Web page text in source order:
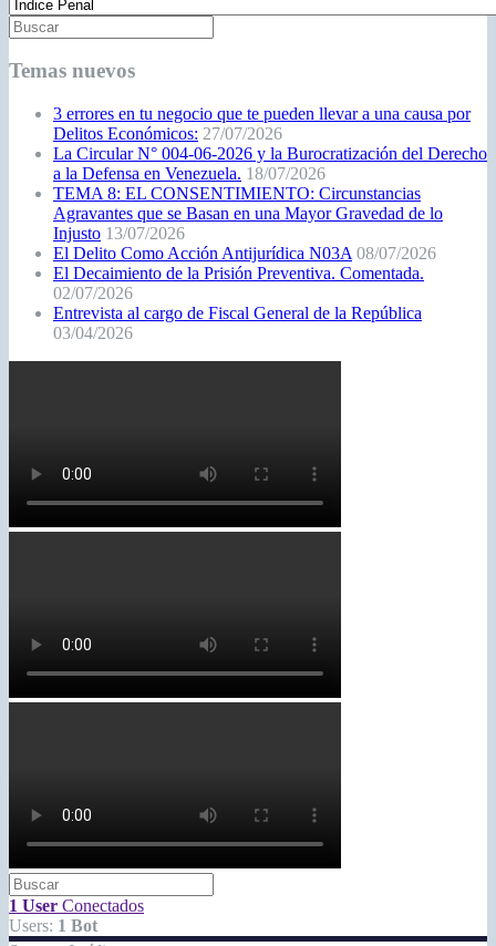
Temas nuevos
3 errores en tu negocio que te pueden llevar a una causa por
Delitos Económicos: 27/07/2026
La Circular N° 004-06-2026 y la Burocratización del Derecho
a la Defensa en Venezuela. 18/07/2026
TEMA 8: EL CONSENTIMIENTO: Circunstancias
Agravantes que se Basan en una Mayor Gravedad de lo
Injusto 13/07/2026
El Delito Como Acción Antijurídica N03A 08/07/2026
El Decaimiento de la Prisión Preventiva. Comentada.
02/07/2026
Entrevista al cargo de Fiscal General de la República
03/04/2026
1 User Conectados
Users: 1 Bot